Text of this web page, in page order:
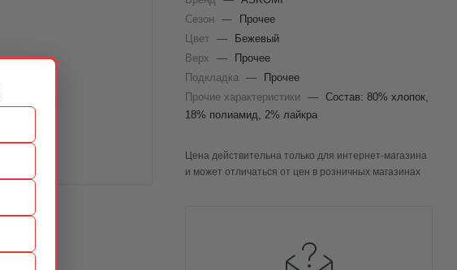
Сезон
—
Прочее
Цвет —
Бежевый
Верх
—
Прочее
Подкладка —
Прочее
Прочие характеристики
— Состав: 80% хлопок,
18% полиамид, 2% лайкра
Цена действительна только для интернет-магазина
и может отличаться от цен в розничных магазинах